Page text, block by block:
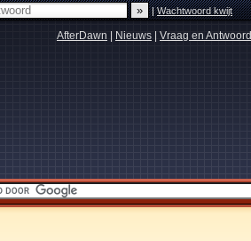
|Wachtwoord kwijt
AfterDawn Nieuws Vraag en Antwoord